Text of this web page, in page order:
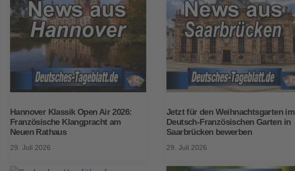
Hannover Klassik Open Air 2026:
Französische Klangpracht am
Neuen Rathaus
29. Juli 2026
Jetzt für den Weihnachtsgarten im
Deutsch-Französischen Garten in
Saarbrücken bewerben
29. Juli 2026